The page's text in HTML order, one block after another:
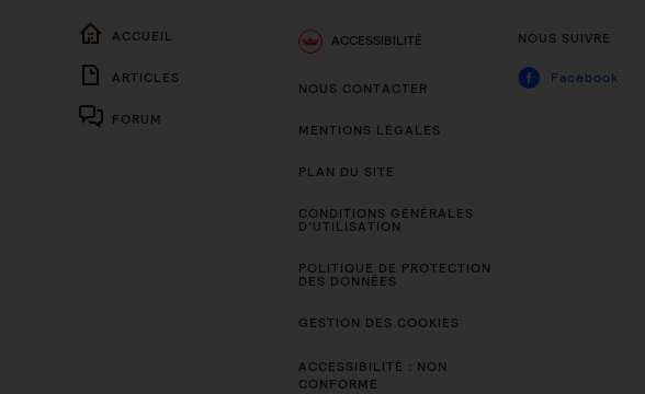
ACCUEIL
ARTICLES
FORUM
ACCESSIBILITÉ
NOUS CONTACTER
MENTIONS LÉGALES
PLAN DU SITE
CONDITIONS GÉNÉRALES
D’UTILISATION
POLITIQUE DE PROTECTION
DES DONNÉES
GESTION DES COOKIES
ACCESSIBILITÉ : NON
CONFORME
NOUS SUIVRE
Facebook